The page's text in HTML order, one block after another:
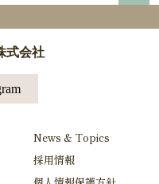
式会社
News & Topics
採用情報